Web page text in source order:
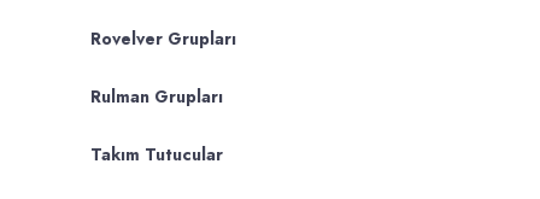
Rovelver Grupları
Rulman Grupları
Takım Tutucular